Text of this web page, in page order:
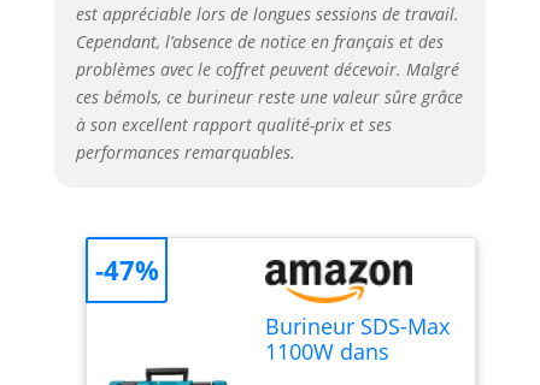
est appréciable lors de longues sessions de travail.
Cependant, l’absence de notice en français et des
problèmes avec le coffret peuvent décevoir. Malgré
ces bémols, ce burineur reste une valeur sûre grâce
à son excellent rapport qualité-prix et ses
performances remarquables.
Burineur SDS-Max
1100W dans
-47%